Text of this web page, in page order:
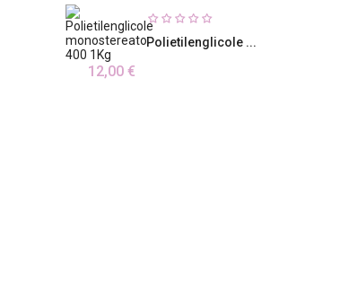
Polietilenglicole ...
12,00 €